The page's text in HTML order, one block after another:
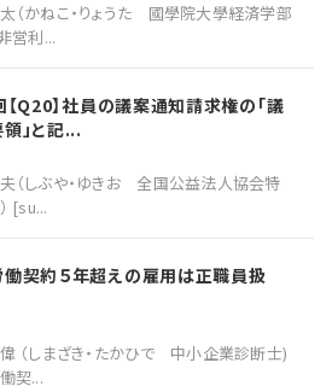
（かねこ・りょうた 國學院大學経済学部
営利...
Q20】社員の議案通知請求権の「議
」と記...
（しぶや・ゆきお 全国公益法人協会特
[su...
契約５年超えの雇用は正職員扱
（しまざき・たかひで 中小企業診断士)
契...